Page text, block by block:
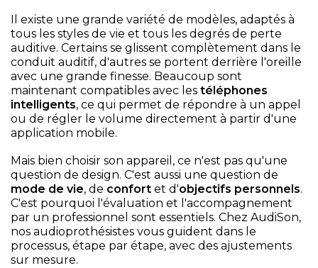
Il existe une grande variété de modèles, adaptés à
tous les styles de vie et tous les degrés de perte
auditive. Certains se glissent complètement dans le
conduit auditif, d'autres se portent derrière l'oreille
avec une grande finesse. Beaucoup sont
maintenant compatibles avec les téléphones
intelligents, ce qui permet de répondre à un appel
ou de régler le volume directement à partir d'une
application mobile.
Mais bien choisir son appareil, ce n'est pas qu'une
question de design. C'est aussi une question de
mode de vie, de confort et d'objectifs personnels.
C'est pourquoi l'évaluation et l'accompagnement
par un professionnel sont essentiels. Chez AudiSon,
nos audioprothésistes vous guident dans le
processus, étape par étape, avec des ajustements
sur mesure.